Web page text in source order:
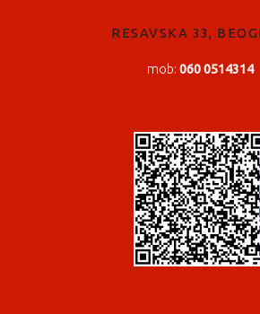
RESAVSKA 33,
mob:060 0514314